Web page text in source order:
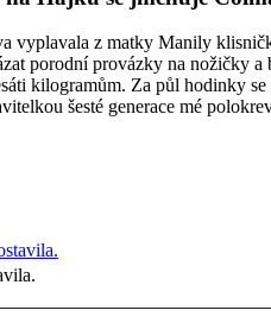
vyplavala z matky Manily
porodní provázky na nožičky a
kilogramům. Za půl hodinky se
šesté generace mé